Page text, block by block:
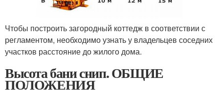
Чтобы построить загородный коттедж в соответствии с
регламентом, необходимо узнать у владельцев соседних
участков расстояние до жилого дома.
Высота бани снип. ОБЩИЕ
ПОЛОЖЕНИЯ